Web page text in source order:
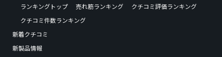
ランキングトップ
売れ筋ランキング
クチコミ評価ランキング
クチコミ件数ランキング
新着クチコミ
新製品情報